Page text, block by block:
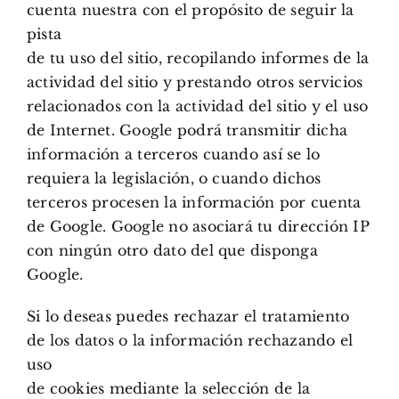
cuenta nuestra con el propósito de seguir la
pista
de tu uso del sitio, recopilando informes de la
actividad del sitio y prestando otros servicios
relacionados con la actividad del sitio y el uso
de Internet. Google podrá transmitir dicha
información a terceros cuando así se lo
requiera la legislación, o cuando dichos
terceros procesen la información por cuenta
de Google. Google no asociará tu dirección IP
con ningún otro dato del que disponga
Google.
Si lo deseas puedes rechazar el tratamiento
de los datos o la información rechazando el
uso
de cookies mediante la selección de la